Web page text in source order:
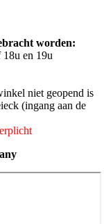
worden:
18u en 19u
niet geopend is
(ingang aan de